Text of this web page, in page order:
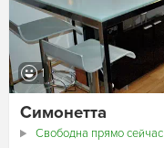
1
Симонетта
Свободна прямо сейчас